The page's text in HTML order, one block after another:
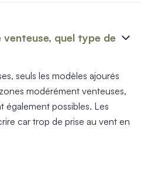
architectes
décoratifs
Portillon
Spéciales
nos clôtures
contemporaines
traditionnelles
architectes
décoratives
venteuse, quel type de
seuls les modèles ajourés
modérément venteuses,
également possibles. Les
car trop de prise au vent en